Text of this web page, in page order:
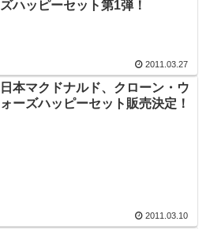
ズハッピーセット第1弾！
2011.03.27
日本マクドナルド、クローン・ウ
ォーズハッピーセット販売決定！
2011.03.10